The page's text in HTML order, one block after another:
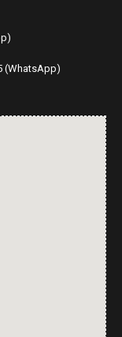
(WhatsApp)